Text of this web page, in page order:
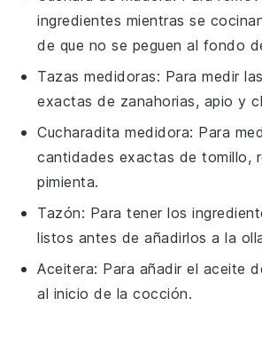
ingredientes mientras se
de que no se peguen al fondo
Tazas medidoras: Para medir
exactas de zanahorias, apio y
Cucharadita medidora: Para
cantidades exactas de tomillo,
pimienta.
Tazón: Para tener los
listos antes de añadirlos a la
Aceitera: Para añadir el aceite
al inicio de la cocción.